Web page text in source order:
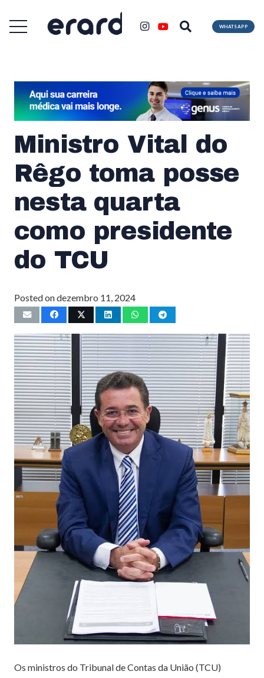
WHATSAPP
Ministro Vital do
Rêgo toma posse
nesta quarta
como presidente
do TCU
Posted ondezembro 11, 2024
Os ministros do Tribunal de Contas da União (TCU)